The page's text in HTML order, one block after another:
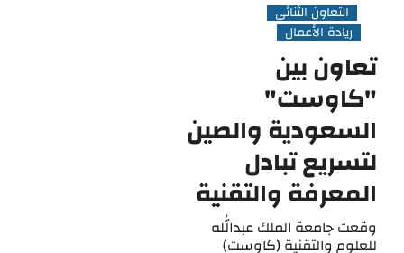
التعاون الثنائي
ريادة الأعمال
تعاون بين
"كاوست"
السعودية والصين
لتسريع تبادل
المعرفة والتقنية
وقعت جامعة الملك عبدالله
للعلوم والتقنية (كاوست)